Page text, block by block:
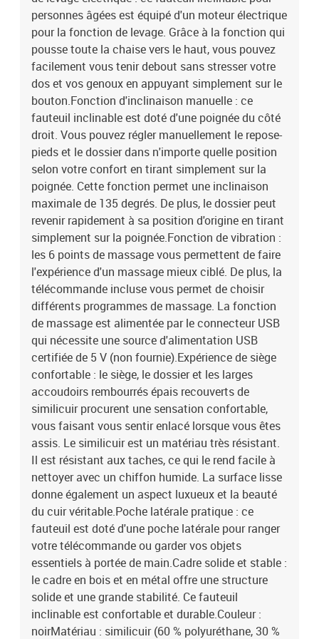
P x H)Dimensions de couchage : 77 x 149,5 x 79 cm (l x P x
H)Largeur du siège : 50 cmProfondeur du siège : 58,5 cmHauteur
du siège à partir du sol : 43,5-44,5 cmHauteur des accoudoirs à
partir du sol : 56,5 cmOptions : massage sans chauffageType de
massage : massage par vibrations par 6 pointsTension d'entrée :
5V c.c.Courant d'entrée : 2AAvec un moteur électrique pour la
fonction de levage automatiqueEntrée du moteur électrique : c.c.
24 V, 1,5 ASortie du moteur électrique : 100-240 V~, 50-60
HzCapacité de charge maximale : 110 kgAssemblage requis : oui
personnes âgées est équipé d'un moteur électrique
pour la fonction de levage. Grâce à la fonction qui
pousse toute la chaise vers le haut, vous pouvez
facilement vous tenir debout sans stresser votre
dos et vos genoux en appuyant simplement sur le
bouton.Fonction d'inclinaison manuelle : ce
fauteuil inclinable est doté d'une poignée du côté
droit. Vous pouvez régler manuellement le repose-
pieds et le dossier dans n'importe quelle position
selon votre confort en tirant simplement sur la
poignée. Cette fonction permet une inclinaison
maximale de 135 degrés. De plus, le dossier peut
revenir rapidement à sa position d'origine en tirant
simplement sur la poignée.Fonction de vibration :
les 6 points de massage vous permettent de faire
l'expérience d'un massage mieux ciblé. De plus, la
télécommande incluse vous permet de choisir
différents programmes de massage. La fonction
de massage est alimentée par le connecteur USB
qui nécessite une source d'alimentation USB
certifiée de 5 V (non fournie).Expérience de siège
confortable : le siège, le dossier et les larges
accoudoirs rembourrés épais recouverts de
similicuir procurent une sensation confortable,
vous faisant vous sentir enlacé lorsque vous êtes
assis. Le similicuir est un matériau très résistant.
Il est résistant aux taches, ce qui le rend facile à
nettoyer avec un chiffon humide. La surface lisse
donne également un aspect luxueux et la beauté
du cuir véritable.Poche latérale pratique : ce
fauteuil est doté d'une poche latérale pour ranger
votre télécommande ou garder vos objets
essentiels à portée de main.Cadre solide et stable :
le cadre en bois et en métal offre une structure
solide et une grande stabilité. Ce fauteuil
inclinable est confortable et durable.Couleur :
noirMatériau : similicuir (60 % polyuréthane, 30 %